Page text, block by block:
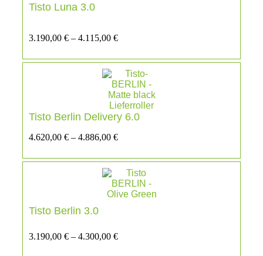
Tisto Luna 3.0
3.190,00 € – 4.115,00 €
Tisto Berlin Delivery 6.0
4.620,00 € – 4.886,00 €
Tisto Berlin 3.0
3.190,00 € – 4.300,00 €